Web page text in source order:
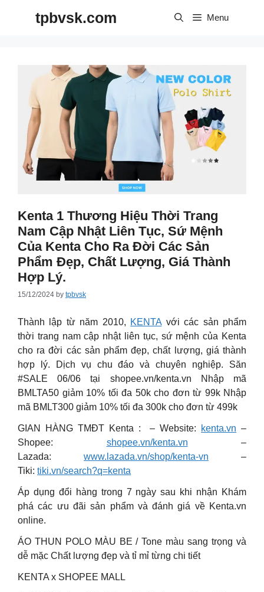
tpbvsk.com Menu
Kenta 1 Thương Hiệu Thời Trang
Nam Cập Nhật Liên Tục, Sứ Mệnh
Của Kenta Cho Ra Đời Các Sản
Phẩm Đẹp, Chất Lượng, Giá Thành
Hợp Lý.
15/12/2024 by tpbvsk
Thành lập từ năm 2010, KENTA với các sản phẩm
thời trang nam cập nhật liên tục, sứ mệnh của Kenta
cho ra đời các sản phẩm đẹp, chất lượng, giá thành
hợp lý. Dịch vụ chu đáo và chuyên nghiệp. Săn
#SALE 06/06 tại shopee.vn/kenta.vn Nhập mã
BMLTA50 giảm 10% tối đa 50k cho đơn từ 99k Nhập
mã BMLT300 giảm 10% tối đa 300k cho đơn từ 499k
GIAN HÀNG TMĐT Kenta : – Website: kenta.vn –
Shopee: shopee.vn/kenta.vn –
Lazada: www.lazada.vn/shop/kenta-vn –
Tiki: tiki.vn/search?q=kenta
Áp dụng đổi hàng trong 7 ngày sau khi nhận Khám
phá các ưu đãi sản phẩm và đánh giá về Kenta.vn
online.
ÁO THUN POLO MÀU BE / Tone màu sang trọng và
dễ mặc Chất lượng đẹp và tỉ mỉ từng chi tiết
KENTA x SHOPEE MALL